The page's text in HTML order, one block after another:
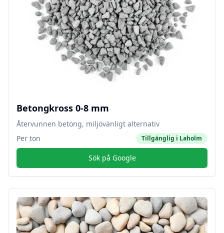
Betongkross 0-8 mm
Återvunnen betong, miljövänligt alternativ
Per ton
Tillgänglig i Laholm
Sök på Google